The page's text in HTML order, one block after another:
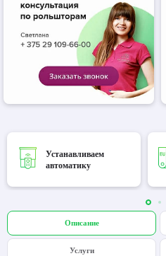
Устанавливаем
автоматику
Описание
Услуги